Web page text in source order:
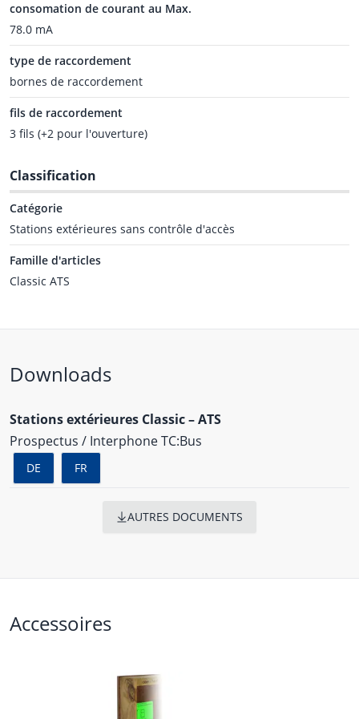
consomation de courant au Max.
78.0 mA
type de raccordement
bornes de raccordement
fils de raccordement
3 fils (+2 pour l'ouverture)
Classification
Catégorie
Stations extérieures sans contrôle d'accès
Famille d'articles
Classic ATS
Downloads
Stations extérieures Classic – ATS
Prospectus / Interphone TC:Bus
DE FR
AUTRES DOCUMENTS
Accessoires